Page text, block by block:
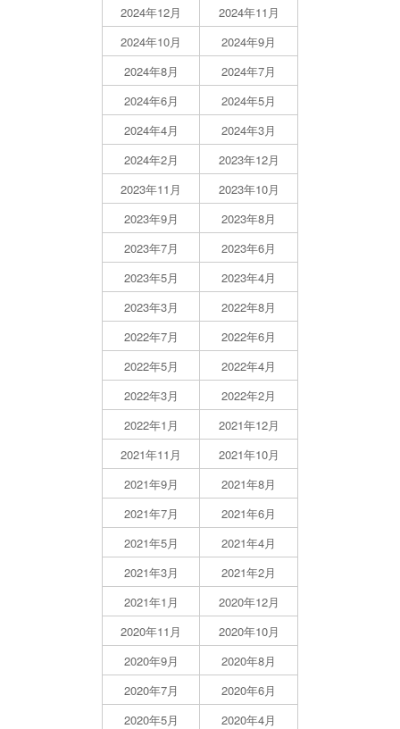
2024年12月
2024年11月
2024年10月
2024年9月
2024年8月
2024年7月
2024年6月
2024年5月
2024年4月
2024年3月
2024年2月
2023年12月
2023年11月
2023年10月
2023年9月
2023年8月
2023年7月
2023年6月
2023年5月
2023年4月
2023年3月
2022年8月
2022年7月
2022年6月
2022年5月
2022年4月
2022年3月
2022年2月
2022年1月
2021年12月
2021年11月
2021年10月
2021年9月
2021年8月
2021年7月
2021年6月
2021年5月
2021年4月
2021年3月
2021年2月
2021年1月
2020年12月
2020年11月
2020年10月
2020年9月
2020年8月
2020年7月
2020年6月
2020年5月
2020年4月